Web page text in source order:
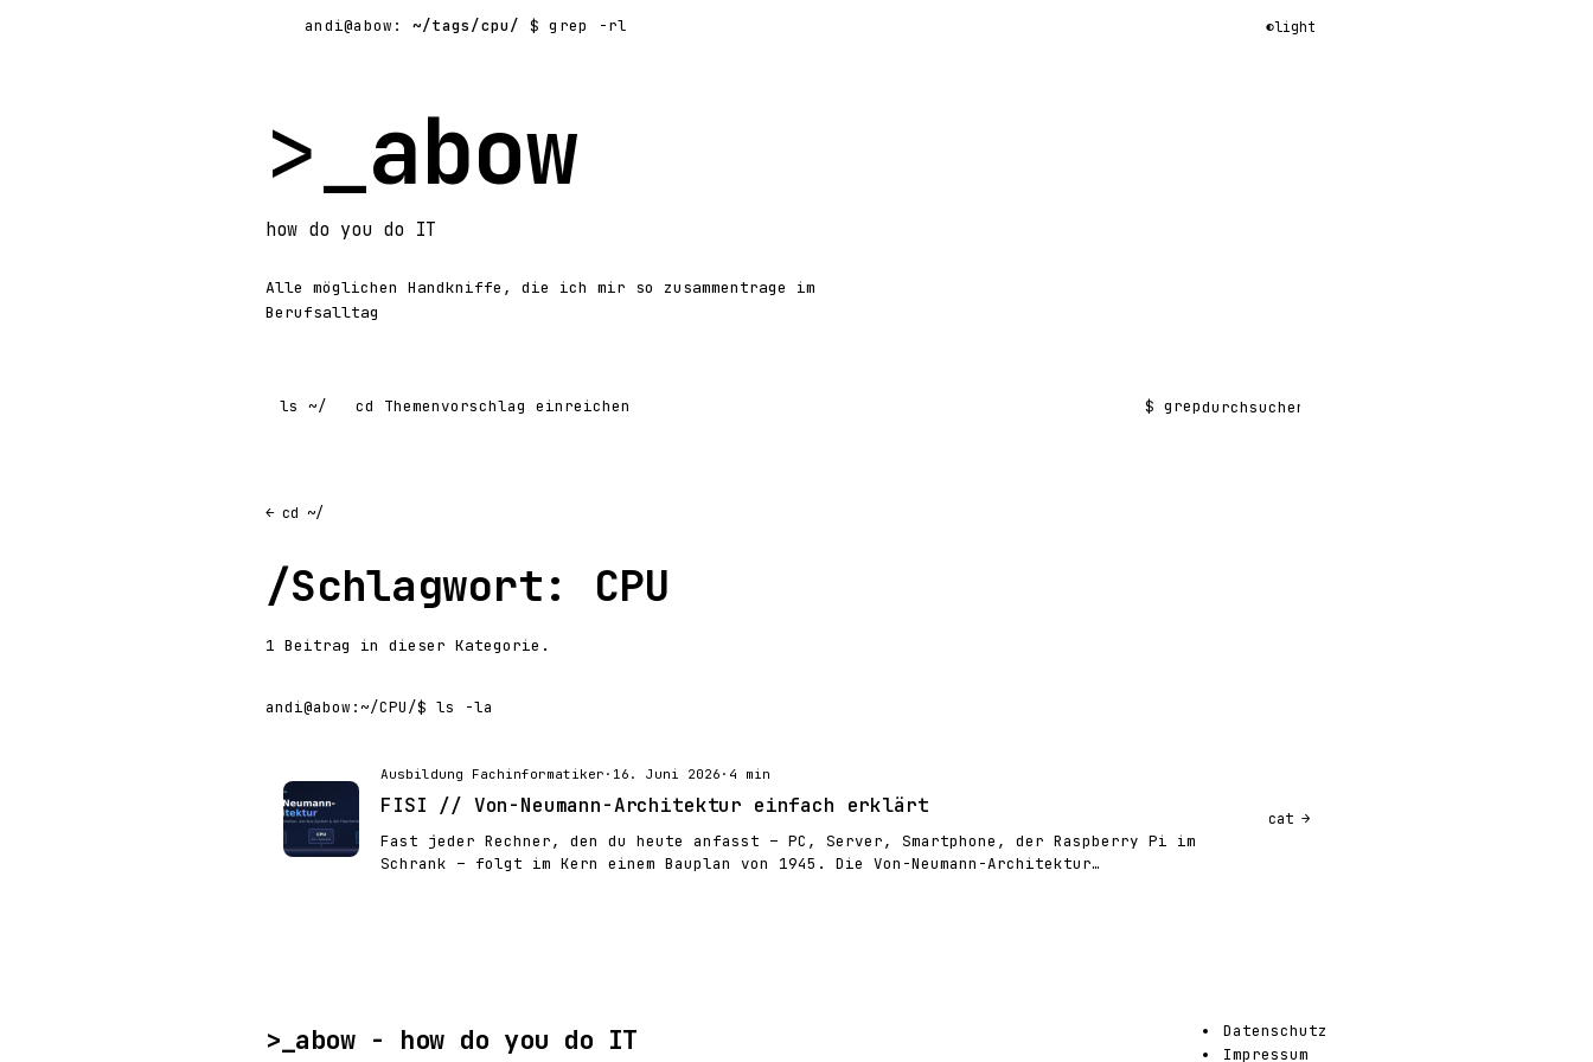
andi@abow: ~/tags/cpu/ $ grep -rl ◐light
>_abow
how do you do IT
Alle möglichen Handkniffe, die ich mir so zusammentrage im
Berufsalltag
ls ~/ cd Themenvorschlag einreichen $ grep
Suchen nach:
← cd ~/
/Schlagwort: CPU
1 Beitrag in dieser Kategorie.
andi@abow :~/CPU/$ ls -la
Ausbildung Fachinformatiker · 16. Juni 2026 · 4 min
FISI // Von-Neumann-Architektur einfach erklärt
Fast jeder Rechner, den du heute anfasst – PC, Server, Smartphone, der Raspberry Pi im
Schrank – folgt im Kern einem Bauplan von 1945. Die Von-Neumann-Architektur…
cat
>_abow - how do you do IT
Datenschutz
Impressum